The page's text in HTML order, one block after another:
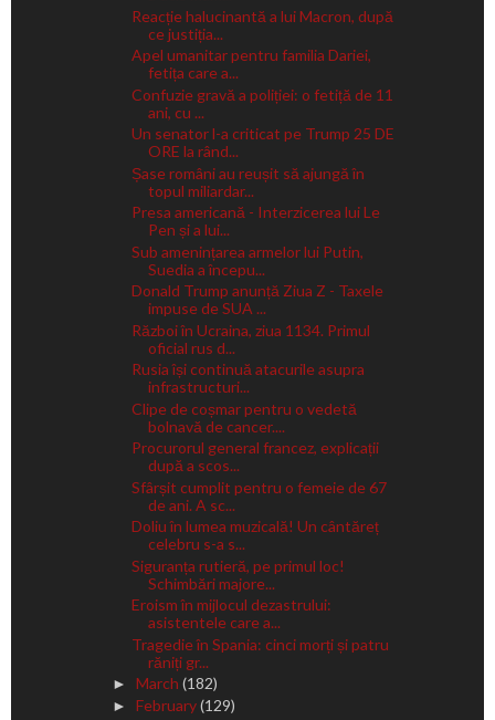
Reacție halucinantă a lui Macron, după
ce justiția...
Apel umanitar pentru familia Dariei,
fetița care a...
Confuzie gravă a poliției: o fetiță de 11
ani, cu ...
Un senator l-a criticat pe Trump 25 DE
ORE la rând...
Șase români au reușit să ajungă în
topul miliardar...
Presa americană - Interzicerea lui Le
Pen și a lui...
Sub amenințarea armelor lui Putin,
Suedia a începu...
Donald Trump anunță Ziua Z - Taxele
impuse de SUA ...
Război în Ucraina, ziua 1134. Primul
oficial rus d...
Rusia își continuă atacurile asupra
infrastructuri...
Clipe de coșmar pentru o vedetă
bolnavă de cancer....
Procurorul general francez, explicații
după a scos...
Sfârșit cumplit pentru o femeie de 67
de ani. A sc...
Doliu în lumea muzicală! Un cântăreț
celebru s-a s...
Siguranța rutieră, pe primul loc!
Schimbări majore...
Eroism în mijlocul dezastrului:
asistentele care a...
Tragedie în Spania: cinci morți și patru
răniți gr...
► March (182)
► February(129)